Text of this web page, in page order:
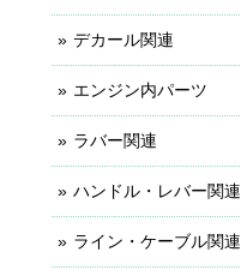
デカール関連
エンジン内パーツ
ラバー関連
ハンドル・レバー関連
ライン・ケーブル関連